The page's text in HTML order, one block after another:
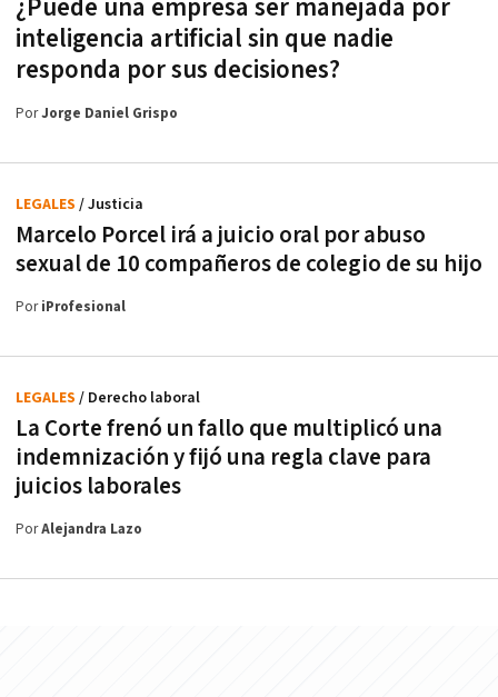
¿Puede una empresa ser manejada por
inteligencia artificial sin que nadie
responda por sus decisiones?
PorJorge Daniel Grispo
Marcelo Porcel irá a juicio oral por abuso
sexual de 10 compañeros de colegio de su hijo
LEGALES / Justicia
PoriProfesional
La Corte frenó un fallo que multiplicó una
indemnización y fijó una regla clave para
juicios laborales
LEGALES / Derecho laboral
PorAlejandra Lazo